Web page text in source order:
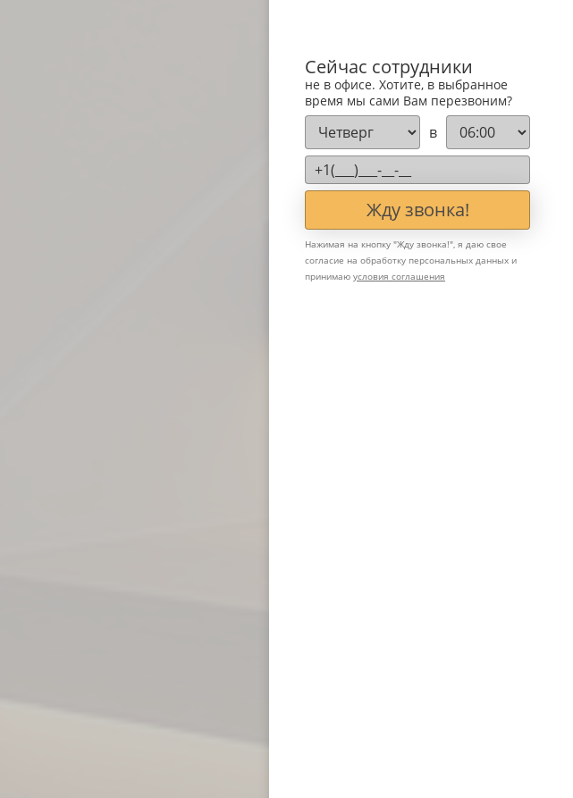
Сейчас сотрудники
не в офисе. Хотите, в выбранное
время мы сами Вам перезвоним?
в
Жду звонка!
Нажимая на кнопку "Жду звонка!", я даю свое
согласие на обработку персональных данных и
принимаю условия соглашения